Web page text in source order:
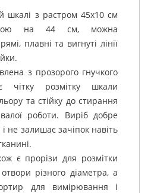
шкалі з растром 45х10 см
на 44 см, можна
плавні та вигнуті лінії
​​з прозорого гнучкого
чітку розмітку шкали
та стійку до стирання
роботи.
Виріб добре
не залишає зачіпок навіть
є прорізи для розмітки
різного діаметра, а
для вимірювання і